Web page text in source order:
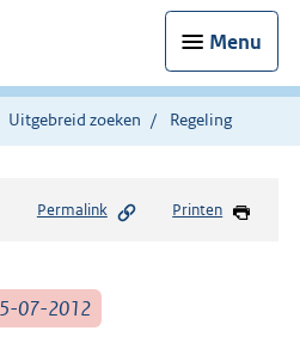
Menu
Uitgebreid zoeken Regeling
Permalink Printen
07-2012